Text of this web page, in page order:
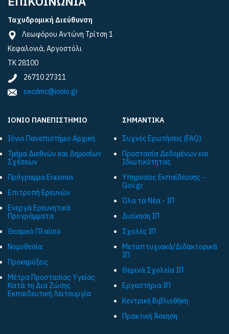
Ταχυδρομική Διεύθυνση
Λεωφόρου Αντώνη Τρίτση 1
Κεφαλονιά, Αργοστόλι
ΤΚ 28100
26710 27311
secdmc@ionio.gr
ΙΟΝΙΟ ΠΑΝΕΠΙΣΤΗΜΙΟ
Ιόνιο Πανεπιστήμιο Αρχική
Τμήμα Διεθνών και Δημοσίων
Σχέσεων
Πρόγραμμα Εrasmus
Επιτροπή Ερευνών
Ενεργά Ερευνητικά
Προγράμματα
Θεσμικό Πλαίσιο
Νομοθεσία
Προκηρύξεις
Μέτρα Προστασίας Υγείας
Κατά τη Δια Ζώσης
Εκπαιδευτική Λειτουργία
ΣΗΜΑΝΤΙΚΑ
Συχνές Ερωτήσεις (FAQ)
Προστασία Δεδομένων και
Ιδιωτικότητας
Υπηρεσίες Εκπαίδευσης -
Gov.gr
Όλα τα Νέα - ΙΠ
Διοίκηση ΙΠ
Σχολές ΙΠ
Μεταπτυχιακά/Διδακτορικά
ΙΠ
Θερινά Σχολεία ΙΠ
Εργαστήρια ΙΠ
Κεντρική Βιβλιοθήκη
Πρακτική Άσκηση